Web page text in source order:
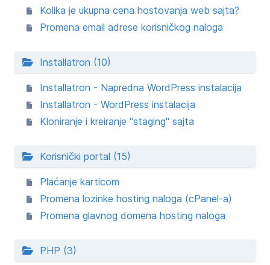
Kolika je ukupna cena hostovanja web sajta?
Promena email adrese korisničkog naloga
Installatron (10)
Installatron - Napredna WordPress instalacija
Installatron - WordPress instalacija
Kloniranje i kreiranje "staging" sajta
Korisnički portal (15)
Plaćanje karticom
Promena lozinke hosting naloga (cPanel-a)
Promena glavnog domena hosting naloga
PHP (3)